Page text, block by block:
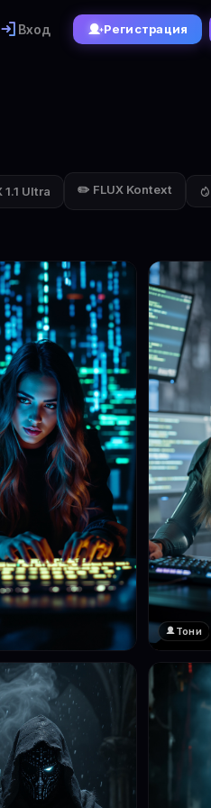
Вход Регистрация
1.1 Ultra ✏️ FLUX Kontext
1
Тони